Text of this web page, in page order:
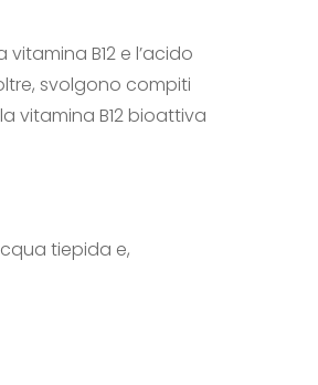
B12 e l’acido
svolgono compiti
vitamina B12 bioattiva
tiepida e,